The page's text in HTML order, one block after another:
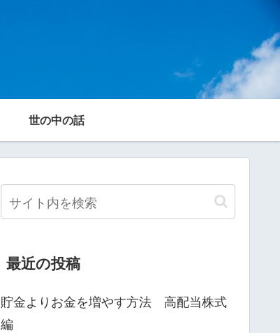
世の中の話
最近の投稿
貯金よりお金を増やす方法 高配当株式
編